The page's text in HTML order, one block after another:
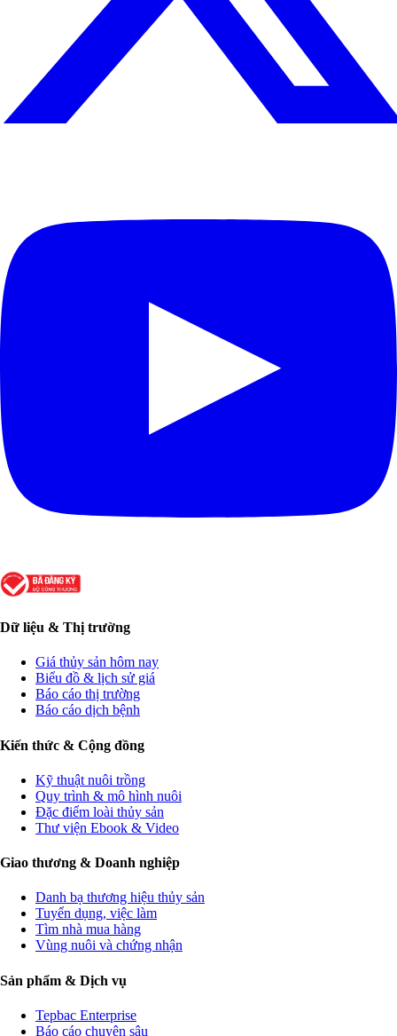
Dữ liệu & Thị trường
Giá thủy sản hôm nay
Biểu đồ & lịch sử giá
Báo cáo thị trường
Báo cáo dịch bệnh
Kiến thức & Cộng đồng
Kỹ thuật nuôi trồng
Quy trình & mô hình nuôi
Đặc điểm loài thủy sản
Thư viện Ebook & Video
Giao thương & Doanh nghiệp
Danh bạ thương hiệu thủy sản
Tuyển dụng, việc làm
Tìm nhà mua hàng
Vùng nuôi và chứng nhận
Sản phẩm & Dịch vụ
Tepbac Enterprise
Báo cáo chuyên sâu